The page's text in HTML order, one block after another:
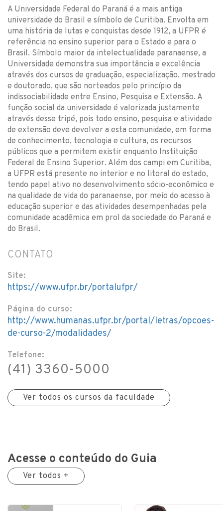
A Universidade Federal do Paraná é a mais antiga
universidade do Brasil e símbolo de Curitiba. Envolta em
uma história de lutas e conquistas desde 1912, a UFPR é
referência no ensino superior para o Estado e para o
Brasil. Símbolo maior da intelectualidade paranaense, a
Universidade demonstra sua importância e excelência
através dos cursos de graduação, especialização, mestrado
e doutorado, que são norteados pelo princípio da
indissociabilidade entre Ensino, Pesquisa e Extensão. A
função social da universidade é valorizada justamente
através desse tripé, pois todo ensino, pesquisa e atividade
de extensão deve devolver a esta comunidade, em forma
de conhecimento, tecnologia e cultura, os recursos
públicos que a permitem existir enquanto Instituição
Federal de Ensino Superior. Além dos campi em Curitiba,
a UFPR está presente no interior e no litoral do estado,
tendo papel ativo no desenvolvimento sócio-econômico e
na qualidade de vida do paranaense, por meio do acesso à
educação superior e das atividades desempenhadas pela
comunidade acadêmica em prol da sociedade do Paraná e
do Brasil.
CONTATO
Site:
https://www.ufpr.br/portalufpr/
Página do curso:
http://www.humanas.ufpr.br/portal/letras/opcoes-
de-curso-2/modalidades/
Telefone:
(41) 3360-5000
Ver todos os cursos da faculdade
Acesse o conteúdo do Guia
Ver todos +